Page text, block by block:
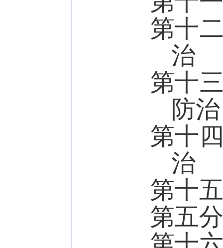
第十
治
第十
防治
第十
治
第十
第五